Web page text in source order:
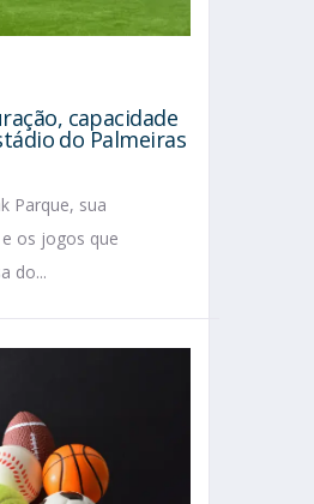
capacidade
do Palmeiras
Parque, sua
os jogos que
do...